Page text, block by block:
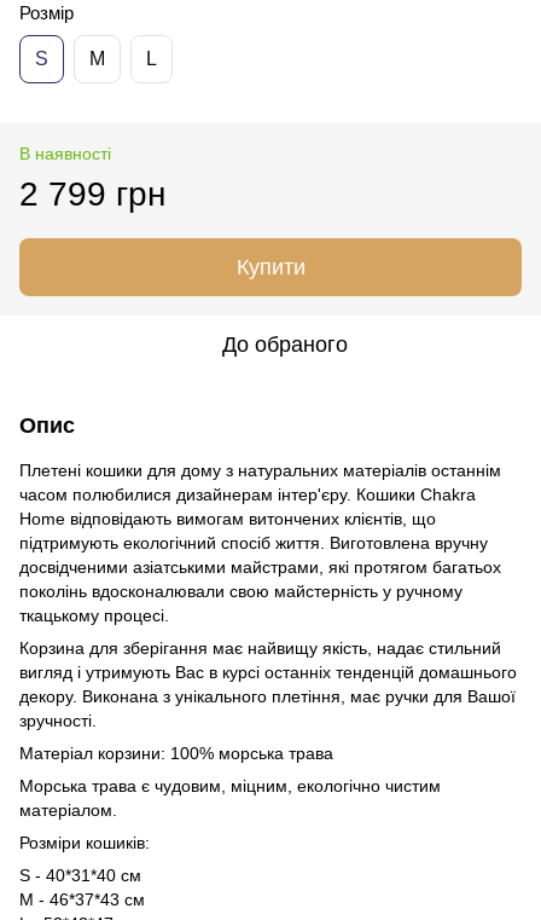
Розмір
S M L
В наявності
2 799 грн
Купити
До обраного
Опис
Плетені кошики для дому з натуральних матеріалів останнім
часом полюбилися дизайнерам інтер'єру. Кошики Chakra
Home відповідають вимогам витончених клієнтів, що
підтримують екологічний спосіб життя. Виготовлена вручну
досвідченими азіатськими майстрами, які протягом багатьох
поколінь вдосконалювали свою майстерність у ручному
ткацькому процесі.
Корзина для зберігання має найвищу якість, надає стильний
вигляд і утримують Вас в курсі останніх тенденцій домашнього
декору. Виконана з унікального плетіння, має ручки для Вашої
зручності.
Матеріал корзини: 100% морська трава
Морська трава є чудовим, міцним, екологічно чистим
матеріалом.
Розміри кошиків:
S - 40*31*40 см
M - 46*37*43 см